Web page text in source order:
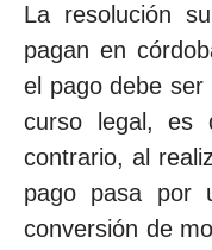
La resolución
pagan en
el pago debe
curso legal, es
contrario, al
pago pasa por
conversión de